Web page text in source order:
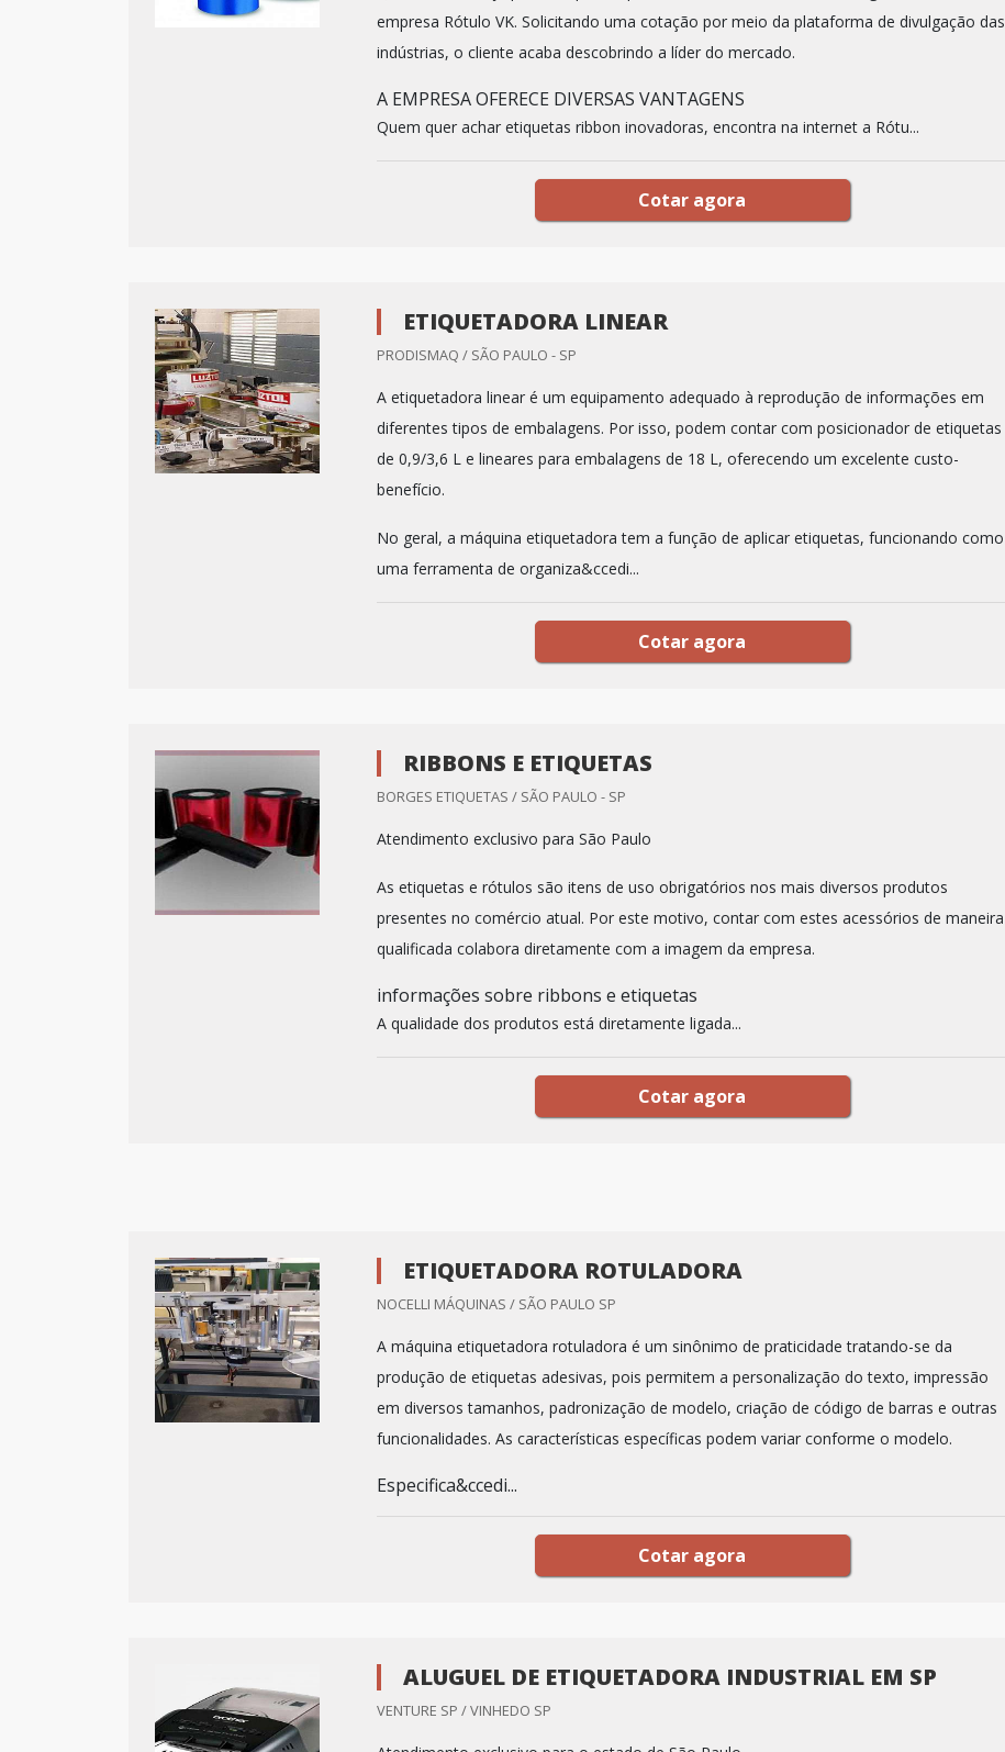
empresa Rótulo VK. Solicitando uma cotação por meio da plataforma de divulgação das
indústrias, o cliente acaba descobrindo a líder do mercado.
A EMPRESA OFERECE DIVERSAS VANTAGENS
Quem quer achar etiquetas ribbon inovadoras, encontra na internet a Rótu...
Cotar agora
ETIQUETADORA LINEAR
PRODISMAQ / SÃO PAULO - SP
A etiquetadora linear é um equipamento adequado à reprodução de informações em
diferentes tipos de embalagens. Por isso, podem contar com posicionador de etiquetas
de 0,9/3,6 L e lineares para embalagens de 18 L, oferecendo um excelente custo-
benefício.
No geral, a máquina etiquetadora tem a função de aplicar etiquetas, funcionando como
uma ferramenta de organiza&ccedi...
Cotar agora
RIBBONS E ETIQUETAS
BORGES ETIQUETAS / SÃO PAULO - SP
Atendimento exclusivo para São Paulo
As etiquetas e rótulos são itens de uso obrigatórios nos mais diversos produtos
presentes no comércio atual. Por este motivo, contar com estes acessórios de maneira
qualificada colabora diretamente com a imagem da empresa.
informações sobre ribbons e etiquetas
A qualidade dos produtos está diretamente ligada...
Cotar agora
ETIQUETADORA ROTULADORA
NOCELLI MÁQUINAS / SÃO PAULO SP
A máquina etiquetadora rotuladora é um sinônimo de praticidade tratando-se da
produção de etiquetas adesivas, pois permitem a personalização do texto, impressão
em diversos tamanhos, padronização de modelo, criação de código de barras e outras
funcionalidades. As características específicas podem variar conforme o modelo.
Especifica&ccedi...
Cotar agora
ALUGUEL DE ETIQUETADORA INDUSTRIAL EM SP
VENTURE SP / VINHEDO SP